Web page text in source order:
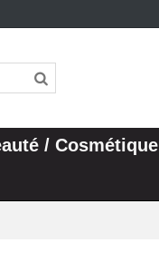
/ Cosmétique